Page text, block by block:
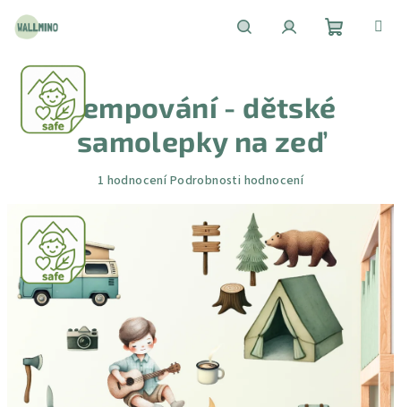
obsah
košík
Kempování - dětské
samolepky na zeď
Průměrné
5,0
z
5
hvězdiček.
1 hodnoceníPodrobnosti hodnocení